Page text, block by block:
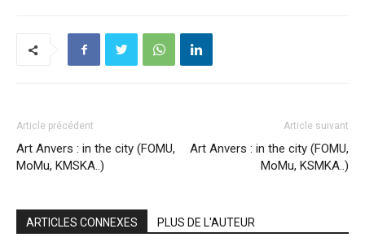
Article précédent
Art Anvers : in the city (FOMU,
MoMu, KMSKA..)
Article suivant
Art Anvers : in the city (FOMU,
MoMu, KSMKA..)
ARTICLES CONNEXES PLUS DE L'AUTEUR